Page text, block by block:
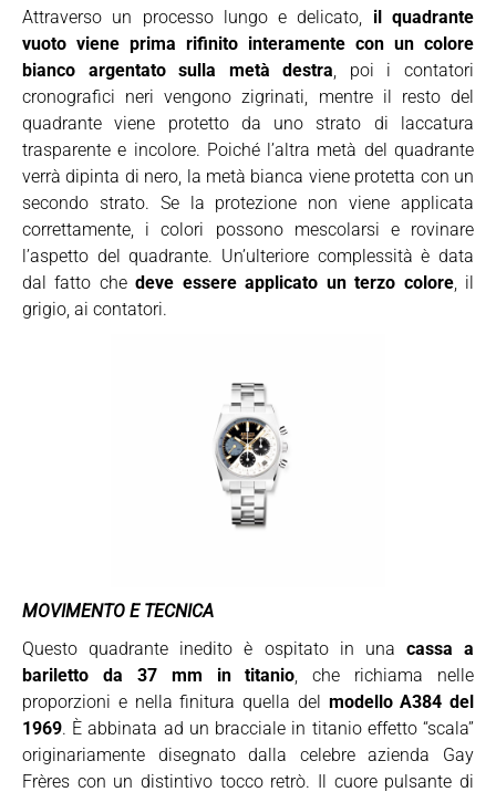
Attraverso un processo lungo e delicato, il quadrante
vuoto viene prima rifinito interamente con un colore
bianco argentato sulla metà destra , poi i contatori
cronografici neri vengono zigrinati, mentre il resto del
quadrante viene protetto da uno strato di laccatura
trasparente e incolore. Poiché l’altra metà del quadrante
verrà dipinta di nero, la metà bianca viene protetta con un
secondo strato. Se la protezione non viene applicata
correttamente, i colori possono mescolarsi e rovinare
l’aspetto del quadrante. Un’ulteriore complessità è data
dal fatto chedeve essere applicato un terzo colore, il
grigio, ai contatori.
MOVIMENTO E TECNICA
Questo quadrante inedito è ospitato in una cassa a
bariletto da 37 mm in titanio, che richiama nelle
proporzioni e nella finitura quella del modello A384 del
1969. È abbinata ad un bracciale in titanio effetto “scala”
originariamente disegnato dalla celebre azienda Gay
Frères con un distintivo tocco retrò. Il cuore pulsante di